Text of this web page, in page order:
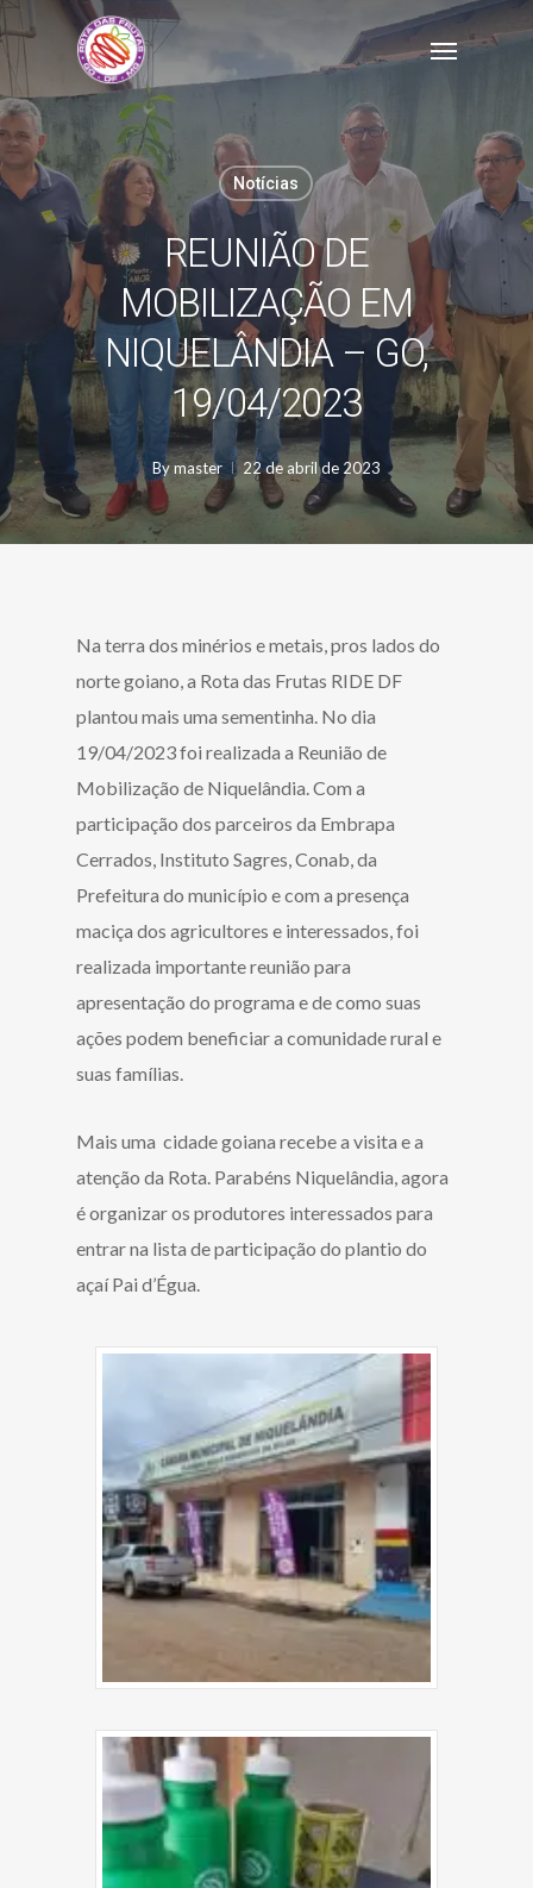
Skip
main
content
Menu
Notícias
REUNIÃO DE
MOBILIZAÇÃO EM
NIQUELÂNDIA – GO,
19/04/2023
Bymaster 22 de abril de 2023
Na terra dos minérios e metais, pros lados do
norte goiano, a Rota das Frutas RIDE DF
plantou mais uma sementinha. No dia
19/04/2023 foi realizada a Reunião de
Mobilização de Niquelândia. Com a
participação dos parceiros da Embrapa
Cerrados, Instituto Sagres, Conab, da
Prefeitura do município e com a presença
maciça dos agricultores e interessados, foi
realizada importante reunião para
apresentação do programa e de como suas
ações podem beneficiar a comunidade rural e
suas famílias.
Mais uma cidade goiana recebe a visita e a
atenção da Rota. Parabéns Niquelândia, agora
é organizar os produtores interessados para
entrar na lista de participação do plantio do
açaí Pai d’Égua.